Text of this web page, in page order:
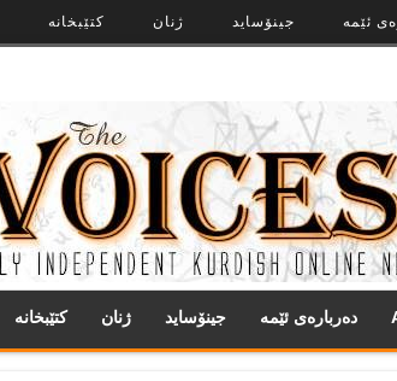
کتێبخانە ژنان جینۆساید ئێمه
کتێبخانە ژنان جینۆساید ده‌رباره‌ی ئێمه